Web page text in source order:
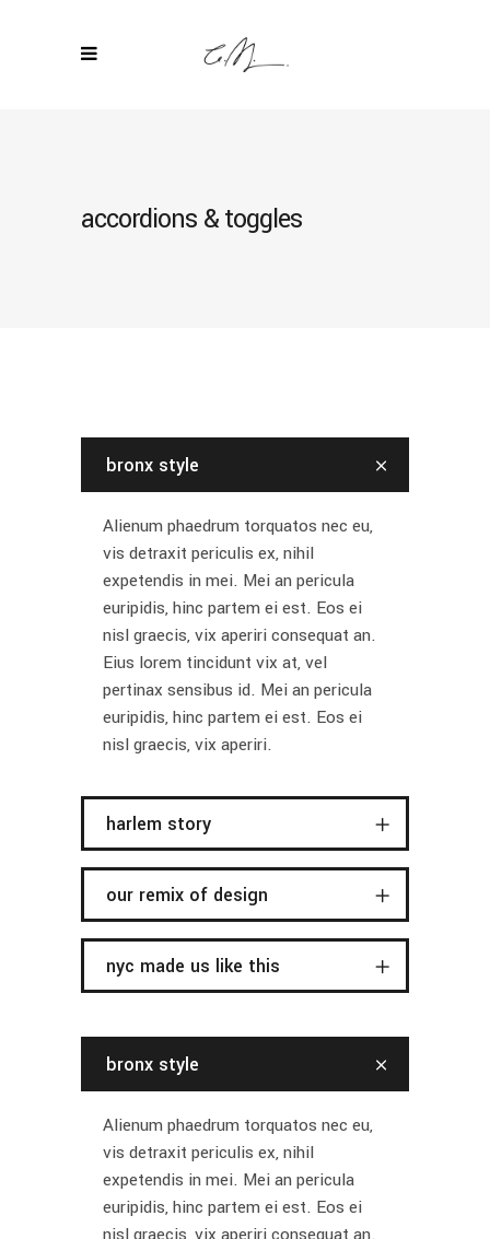
accordions & toggles
bronx style
Alienum phaedrum torquatos nec eu,
vis detraxit periculis ex, nihil
expetendis in mei. Mei an pericula
euripidis, hinc partem ei est. Eos ei
nisl graecis, vix aperiri consequat an.
Eius lorem tincidunt vix at, vel
pertinax sensibus id. Mei an pericula
euripidis, hinc partem ei est. Eos ei
nisl graecis, vix aperiri.
harlem story
our remix of design
nyc made us like this
bronx style
Alienum phaedrum torquatos nec eu,
vis detraxit periculis ex, nihil
expetendis in mei. Mei an pericula
euripidis, hinc partem ei est. Eos ei